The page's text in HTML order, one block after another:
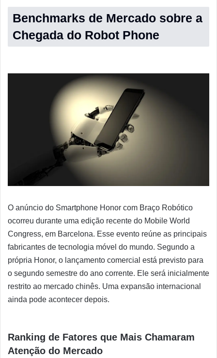
Benchmarks de Mercado sobre a
Chegada do Robot Phone
O anúncio do Smartphone Honor com Braço Robótico
ocorreu durante uma edição recente do Mobile World
Congress, em Barcelona. Esse evento reúne as principais
fabricantes de tecnologia móvel do mundo. Segundo a
própria Honor, o lançamento comercial está previsto para
o segundo semestre do ano corrente. Ele será inicialmente
restrito ao mercado chinês. Uma expansão internacional
ainda pode acontecer depois.
Ranking de Fatores que Mais Chamaram
Atenção do Mercado